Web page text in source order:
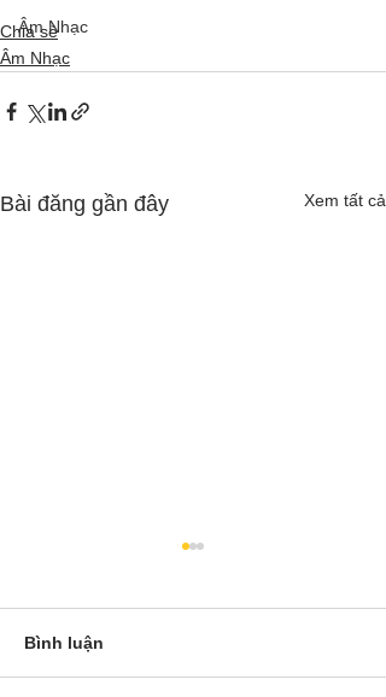
Âm Nhạc
Chia sẻ
Âm Nhạc
Bài đăng gần đây Xem tất cả
Bình luận